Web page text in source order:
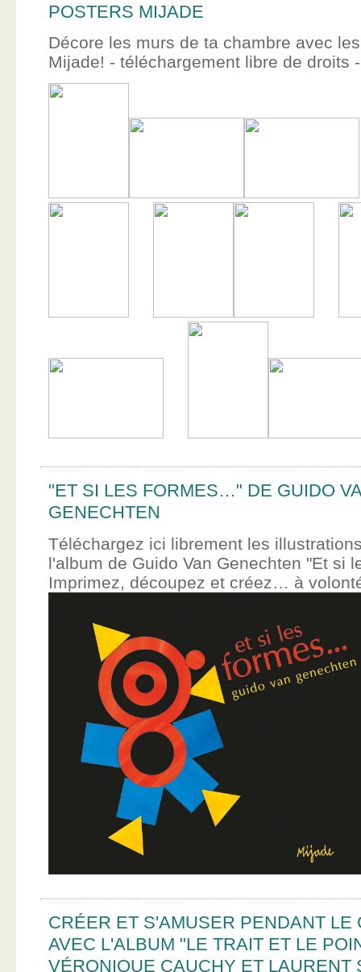
POSTERS MIJADE
Décore les murs de ta chambre avec
Mijade! - téléchargement libre de droits -
"ET SI LES FORMES…" DE GUIDO
GENECHTEN
Téléchargez ici librement les
l'album de Guido Van Genechten "Et si
Imprimez, découpez et créez… à
CRÉER ET S'AMUSER PENDANT LE
AVEC L'ALBUM "LE TRAIT ET LE
VÉRONIQUE CAUCHY ET LAURENT